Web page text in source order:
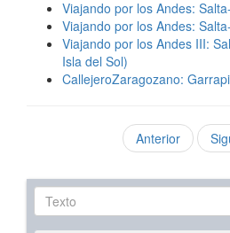
Viajando por los Andes:
Viajando por los Andes:
Viajando por los Andes III:
Isla del Sol)
CallejeroZaragozano:
Anterior
Texto